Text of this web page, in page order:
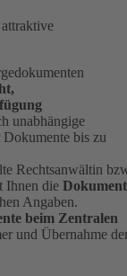
unabhängige
Dokumente bis zu
Rechtsanwältin
Ihnen die
Angaben.
beim Zentralen
und Übernahme